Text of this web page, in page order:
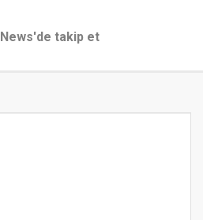
News'de takip et